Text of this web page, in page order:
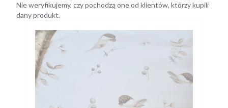
Nie weryfikujemy, czy pochodzą one od klientów, którzy kupili
dany produkt.